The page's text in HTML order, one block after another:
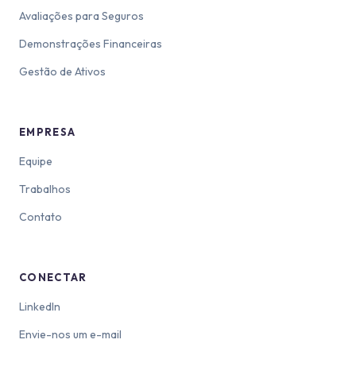
Avaliações para Seguros
Demonstrações Financeiras
Gestão de Ativos
EMPRESA
Equipe
Trabalhos
Contato
CONECTAR
LinkedIn
Envie-nos um e-mail